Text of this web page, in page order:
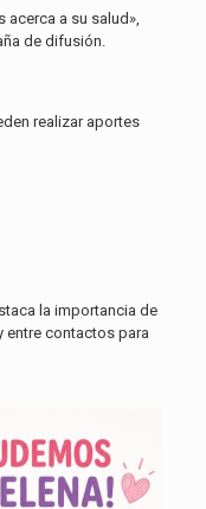
acerca a su salud»,
de difusión.
realizar aportes
la importancia de
entre contactos para